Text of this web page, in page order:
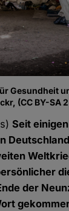
Gesundheit
(CC BY-SA
Seit
der